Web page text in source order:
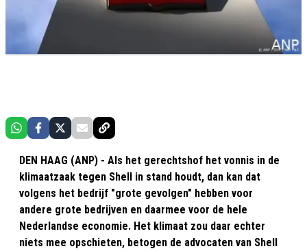
DEN HAAG (ANP) - Als het gerechtshof het vonnis in de
klimaatzaak tegen Shell in stand houdt, dan kan dat
volgens het bedrijf "grote gevolgen" hebben voor
andere grote bedrijven en daarmee voor de hele
Nederlandse economie. Het klimaat zou daar echter
niets mee opschieten, betogen de advocaten van Shell